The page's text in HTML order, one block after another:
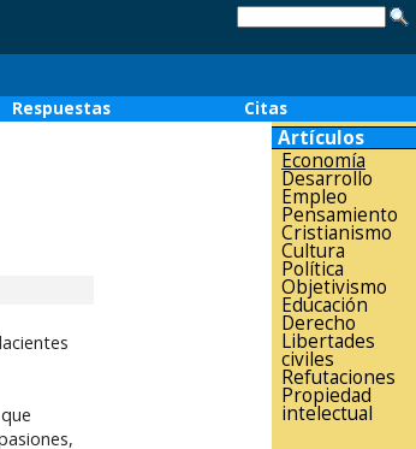
Respuestas
Citas
Artículos
Economía
Desarrollo
Empleo
Pensamiento
Cristianismo
Cultura
Política
Objetivismo
Educación
Derecho
Libertades
civiles
Refutaciones
Propiedad
intelectual